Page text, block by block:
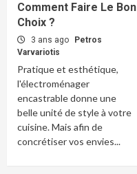
Comment Faire Le Bon
Choix ?
3 ans ago
Petros
Varvariotis
Pratique et esthétique,
l'électroménager
encastrable donne une
belle unité de style à votre
cuisine. Mais afin de
concrétiser vos envies...